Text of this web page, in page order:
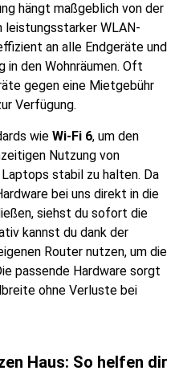
hängt maßgeblich von der
leistungsstarker WLAN-
an alle Endgeräte und
den Wohnräumen. Oft
gegen eine Mietgebühr
Verfügung.
wie Wi-Fi 6, um den
Nutzung von
stabil zu halten. Da
bei uns direkt in die
siehst du sofort die
kannst du dank der
Router nutzen, um die
passende Hardware sorgt
ohne Verluste bei
Haus: So helfen dir